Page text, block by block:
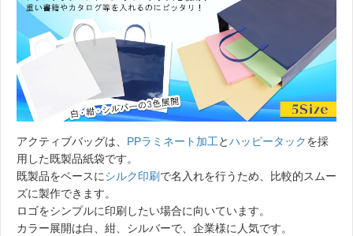
アクティブバッグは、 PPラミネート加工とハッピータックを採
用した既製品紙袋です。
既製品をベースにシルク印刷 で名入れを行うため、比較的スムー
ズに製作できます。
ロゴをシンプルに印刷したい場合に向いています。
カラー展開は白、紺、シルバーで、企業様に人気です。